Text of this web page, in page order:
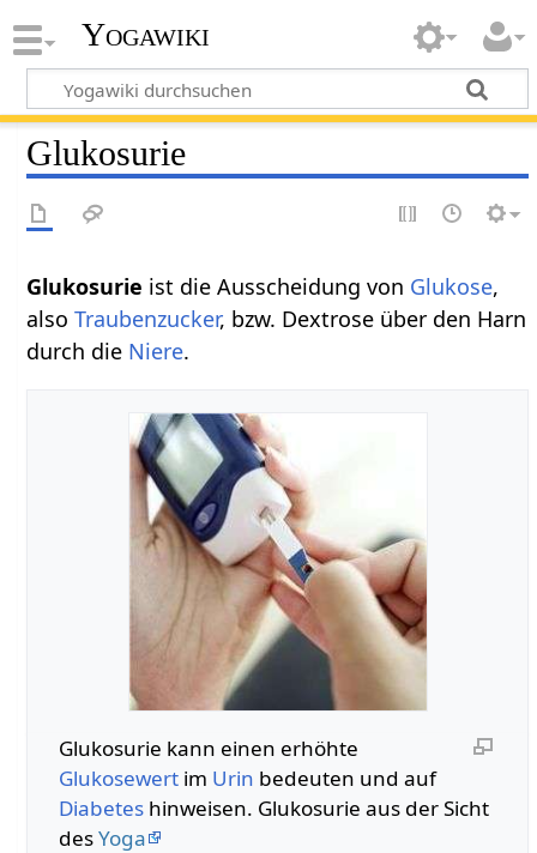
Yogawiki
Glukosurie
Glukosurie ist die Ausscheidung von Glukose,
alsoTraubenzucker, bzw. Dextrose über den Harn
durch die Niere.
Glukosurie kann einen erhöhte
Glukosewertim Urin bedeuten und auf
Diabeteshinweisen. Glukosurie aus der Sicht
desYoga